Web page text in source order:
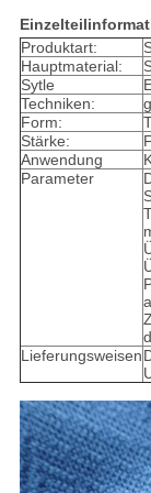
Produktart:
Hauptmaterial:
Sytle
Techniken:
Form:
Stärke:
Anwendung
Parameter
Lieferungsweisen